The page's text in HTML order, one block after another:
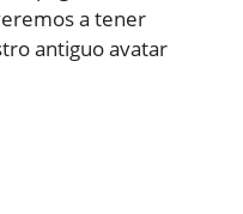
a tener
antiguo avatar